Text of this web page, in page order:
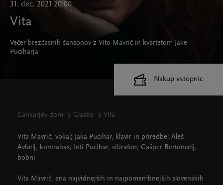
31. dec. 2021 20:00
Vita
Večer brezčasnih šansonov z Vito Mavrič in kvartetom Jake
Puciharja
Cankarjev dom Glasba Vita
Vita Mavrič, vokal; Jaka Pucihar, klavir in priredbe; Aleš
Avbelj, kontrabas; Inti Pucihar, vibrafon; Gašper Bertoncelj,
bobni
Vita Mavrič, ena najvidnejših in najpomembnejših slovenskih
Nakup vstopnic